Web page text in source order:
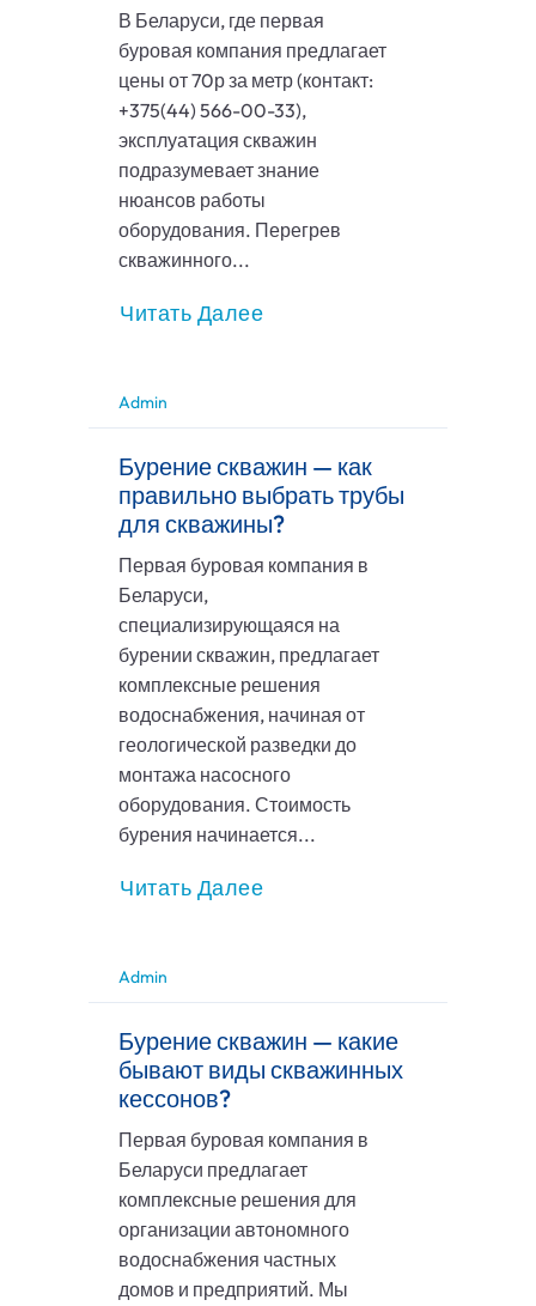
В Беларуси, где первая
буровая компания предлагает
цены от 70р за метр (контакт:
+375(44) 566-00-33),
эксплуатация скважин
подразумевает знание
нюансов работы
оборудования. Перегрев
скважинного...
Читать Далее
Admin
Бурение скважин — как
правильно выбрать трубы
для скважины?
Первая буровая компания в
Беларуси,
специализирующаяся на
бурении скважин, предлагает
комплексные решения
водоснабжения, начиная от
геологической разведки до
монтажа насосного
оборудования. Стоимость
бурения начинается...
Читать Далее
Admin
Бурение скважин — какие
бывают виды скважинных
кессонов?
Первая буровая компания в
Беларуси предлагает
комплексные решения для
организации автономного
водоснабжения частных
домов и предприятий. Мы